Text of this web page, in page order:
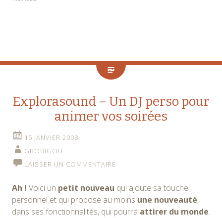
Explorasound – Un DJ perso pour
animer vos soirées
15 JANVIER 2008
GROBIGOU
LAISSER UN COMMENTAIRE
Ah ! Voici un petit nouveau qui ajoute sa touche
personnel et qui propose au moins une nouveauté,
dans ses fonctionnalités, qui pourra attirer du monde.